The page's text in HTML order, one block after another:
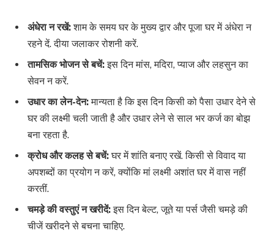
अंधेरा न रखें:शाम के समय घर के मुख्य द्वार और पूजा घर में अंधेरा न
रहने दें. दीया जलाकर रोशनी करें.
तामसिक भोजन से बचें:इस दिन मांस, मदिरा, प्याज और लहसुन का
सेवन न करें.
उधार का लेन-देन:मान्यता है कि इस दिन किसी को पैसा उधार देने से
घर की लक्ष्मी चली जाती है और उधार लेने से साल भर कर्ज का बोझ
बना रहता है.
क्रोध और कलह से बचें:घर में शांति बनाए रखें. किसी से विवाद या
अपशब्दों का प्रयोग न करें, क्योंकि मां लक्ष्मी अशांत घर में वास नहीं
करतीं.
चमड़े की वस्तुएं न खरीदें:इस दिन बेल्ट, जूते या पर्स जैसी चमड़े की
चीजें खरीदने से बचना चाहिए.